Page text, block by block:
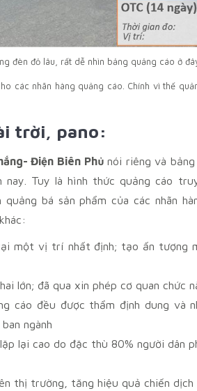
đèn đỏ lâu, rất dễ nhìn bảng quảng cáo ở
các nhãn hàng quảng cáo. Chính vì thế
trời, pano:
Điện Biên Phủnói riêng và
Tuy là hình thức quảng cáo
bá sản phẩm của các nhãn
một vị trí nhất định; tạo ấn tượng
lớn; đã qua xin phép cơ quan chức
cáo đều được thẩm định dung và
ngành
lại cao do đặc thù 80% người dân
thị trường, tăng hiệu quả chiến dịch